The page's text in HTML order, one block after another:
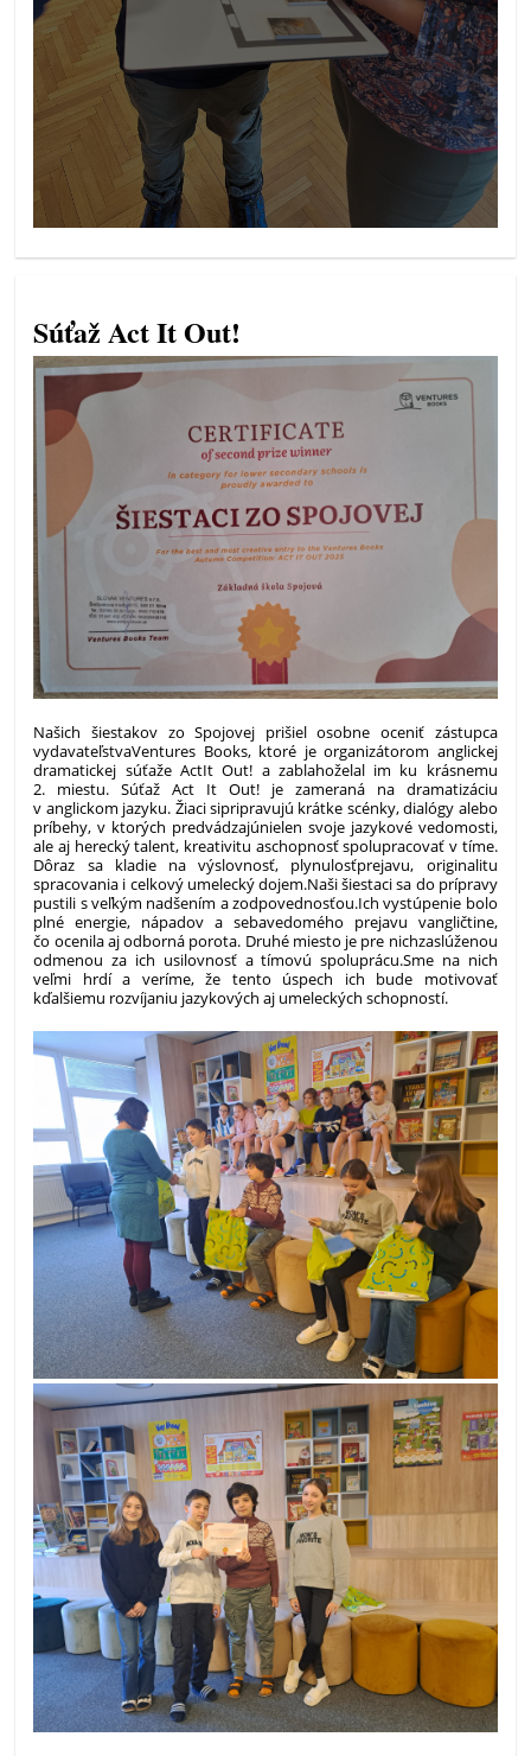
Súťaž Act It Out!
Našich šiestakov zo Spojovej prišiel osobne oceniť zástupca
vydavateľstvaVentures Books, ktoré je organizátorom anglickej
dramatickej súťaže ActIt Out! a zablahoželal im ku krásnemu
2. miestu.Súťaž Act It Out! je zameraná na dramatizáciu
v anglickom jazyku. Žiaci sipripravujú krátke scénky, dialógy alebo
príbehy, v ktorých predvádzajúnielen svoje jazykové vedomosti,
ale aj herecký talent, kreativitu aschopnosť spolupracovať v tíme.
Dôraz sa kladie na výslovnosť, plynulosťprejavu, originalitu
spracovania i celkový umelecký dojem.Naši šiestaci sa do prípravy
pustili s veľkým nadšením a zodpovednosťou.Ich vystúpenie bolo
plné energie, nápadov a sebavedomého prejavu vangličtine,
čo ocenila aj odborná porota. Druhé miesto je pre nichzaslúženou
odmenou za ich usilovnosť a tímovú spoluprácu.Sme na nich
veľmi hrdí a veríme, že tento úspech ich bude motivovať
kďalšiemu rozvíjaniu jazykových aj umeleckých schopností.